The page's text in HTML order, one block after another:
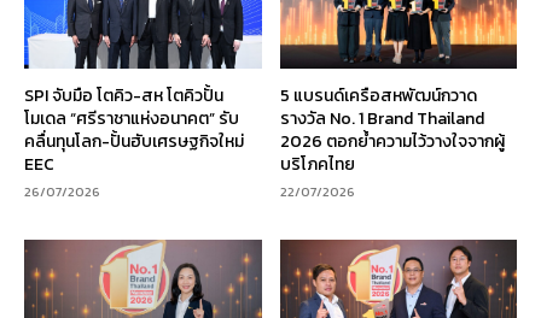
SPI จับมือ โตคิว-สห โตคิวปั้น
โมเดล “ศรีราชาแห่งอนาคต” รับ
คลื่นทุนโลก-ปั้นฮับเศรษฐกิจใหม่
EEC
26/07/2026
5 แบรนด์เครือสหพัฒน์กวาด
รางวัล No. 1 Brand Thailand
2026 ตอกย้ำความไว้วางใจจากผู้
บริโภคไทย
22/07/2026